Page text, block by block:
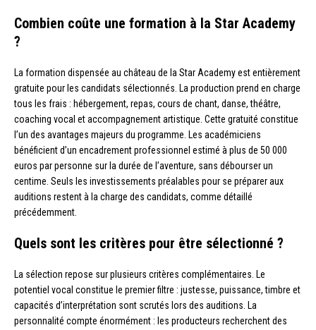
Combien coûte une formation à la Star Academy
?
La formation dispensée au château de la Star Academy est entièrement
gratuite pour les candidats sélectionnés. La production prend en charge
tous les frais : hébergement, repas, cours de chant, danse, théâtre,
coaching vocal et accompagnement artistique. Cette gratuité constitue
l’un des avantages majeurs du programme. Les académiciens
bénéficient d’un encadrement professionnel estimé à plus de 50 000
euros par personne sur la durée de l’aventure, sans débourser un
centime. Seuls les investissements préalables pour se préparer aux
auditions restent à la charge des candidats, comme détaillé
précédemment.
Quels sont les critères pour être sélectionné ?
La sélection repose sur plusieurs critères complémentaires. Le
potentiel vocal constitue le premier filtre : justesse, puissance, timbre et
capacités d’interprétation sont scrutés lors des auditions. La
personnalité compte énormément : les producteurs recherchent des